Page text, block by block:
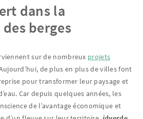
dans la
berges
sur de nombreux projets
de plus en plus de villes font
pour transformer leur paysage et
Car depuis quelques années, les
de l’avantage économique et